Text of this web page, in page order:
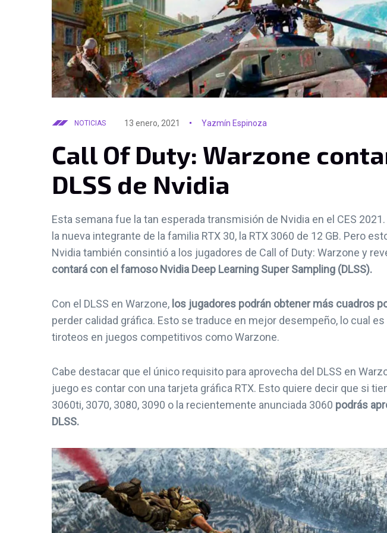
NOTICIAS 13 enero, 2021 Yazmín Espinoza
Call Of Duty: Warzone
DLSS de Nvidia
Esta semana fue la tan esperada transmisión de Nvidia en el CES
la nueva integrante de la familia RTX 30, la RTX 3060 de 12 GB. Pero
Nvidia también consintió a los jugadores de Call of Duty: Warzone y
contará con el famoso Nvidia Deep Learning Super Sampling (DLSS).
Con el DLSS en Warzone, los jugadores podrán obtener más cuadros
perder calidad gráfica. Esto se traduce en mejor desempeño, lo cual es
tiroteos en juegos competitivos como Warzone.
Cabe destacar que el único requisito para aprovecha del DLSS en
juego es contar con una tarjeta gráfica RTX. Esto quiere decir que si
3060ti, 3070, 3080, 3090 o la recientemente anunciada 3060 podrás
DLSS.